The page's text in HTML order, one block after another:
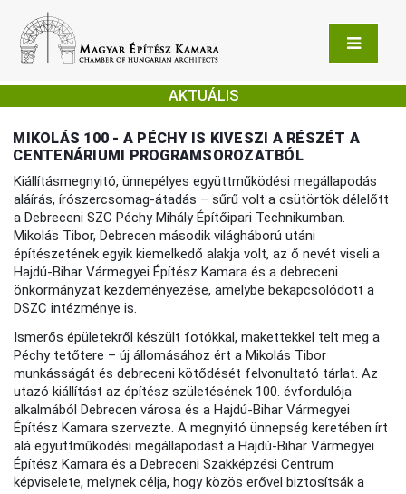
AKTUÁLIS
MIKOLÁS 100 - A PÉCHY IS KIVESZI A RÉSZÉT A
CENTENÁRIUMI PROGRAMSOROZATBÓL
Kiállításmegnyitó, ünnepélyes együttműködési megállapodás
aláírás, írószercsomag-átadás – sűrű volt a csütörtök délelőtt
a Debreceni SZC Péchy Mihály Építőipari Technikumban.
Mikolás Tibor, Debrecen második világháború utáni
építészetének egyik kiemelkedő alakja volt, az ő nevét viseli a
Hajdú-Bihar Vármegyei Építész Kamara és a debreceni
önkormányzat kezdeményezése, amelybe bekapcsolódott a
DSZC intézménye is.
Ismerős épületekről készült fotókkal, makettekkel telt meg a
Péchy tetőtere – új állomásához ért a Mikolás Tibor
munkásságát és debreceni kötődését felvonultató tárlat. Az
utazó kiállítást az építész születésének 100. évfordulója
alkalmából Debrecen városa és a Hajdú-Bihar Vármegyei
Építész Kamara szervezte. A megnyitó ünnepség keretében írt
alá együttműködési megállapodást a Hajdú-Bihar Vármegyei
Építész Kamara és a Debreceni Szakképzési Centrum
képviselete, melynek célja, hogy közös erővel biztosítsák a